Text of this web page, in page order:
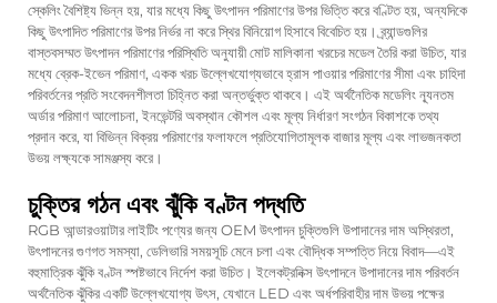
স্কেলিং বৈশিষ্ট্য ভিন্ন হয়, যার মধ্যে কিছু উৎপাদন পরিমাণের উপর ভিত্তি করে বণ্টিত হয়, অন্যদিকে
কিছু উৎপাদিত পরিমাণের উপর নির্ভর না করে স্থির বিনিয়োগ হিসাবে বিবেচিত হয়। ব্র্যান্ডগুলির
বাস্তবসম্মত উৎপাদন পরিমাণের পরিস্থিতি অনুযায়ী মোট মালিকানা খরচের মডেল তৈরি করা উচিত, যার
মধ্যে ব্রেক-ইভেন পরিমাণ, একক খরচ উল্লেখযোগ্যভাবে হ্রাস পাওয়ার পরিমাণের সীমা এবং চাহিদা
পরিবর্তনের প্রতি সংবেদনশীলতা চিহ্নিত করা অন্তর্ভুক্ত থাকবে। এই অর্থনৈতিক মডেলিং ন্যূনতম
অর্ডার পরিমাণ আলোচনা, ইনভেন্টরি অবস্থান কৌশল এবং মূল্য নির্ধারণ সংগঠন বিকাশকে তথ্য
প্রদান করে, যা বিভিন্ন বিক্রয় পরিমাণের ফলাফলে প্রতিযোগিতামূলক বাজার মূল্য এবং লাভজনকতা
উভয় লক্ষ্যকে সামঞ্জস্য করে।
চুক্তির গঠন এবং ঝুঁকি বণ্টন পদ্ধতি
RGB আন্ডারওয়াটার লাইটিং পণ্যের জন্য OEM উৎপাদন চুক্তিগুলি উপাদানের দাম অস্থিরতা,
উৎপাদনের গুণগত সমস্যা, ডেলিভারি সময়সূচি মেনে চলা এবং বৌদ্ধিক সম্পত্তি নিয়ে বিবাদ—এই
বহুমাত্রিক ঝুঁকি বণ্টন স্পষ্টভাবে নির্দেশ করা উচিত। ইলেকট্রনিক্স উৎপাদনে উপাদানের দাম পরিবর্তন
অর্থনৈতিক ঝুঁকির একটি উল্লেখযোগ্য উৎস, যেখানে LED এবং অর্ধপরিবাহীর দাম উভয় পক্ষের